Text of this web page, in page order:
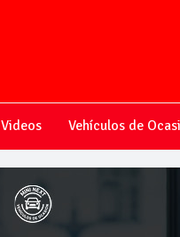
Videos Vehículos de